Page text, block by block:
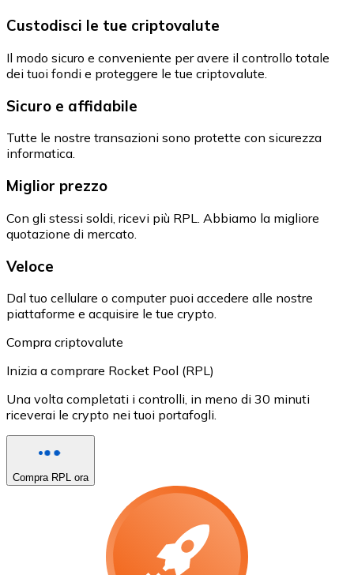
Custodisci le tue criptovalute
Il modo sicuro e conveniente per avere il controllo totale
dei tuoi fondi e proteggere le tue criptovalute.
Sicuro e affidabile
Tutte le nostre transazioni sono protette con sicurezza
informatica.
Miglior prezzo
Con gli stessi soldi, ricevi più RPL. Abbiamo la migliore
quotazione di mercato.
Veloce
Dal tuo cellulare o computer puoi accedere alle nostre
piattaforme e acquisire le tue crypto.
Compra criptovalute
Inizia a comprare Rocket Pool (RPL)
Una volta completati i controlli, in meno di 30 minuti
riceverai le crypto nei tuoi portafogli.
Compra RPL ora